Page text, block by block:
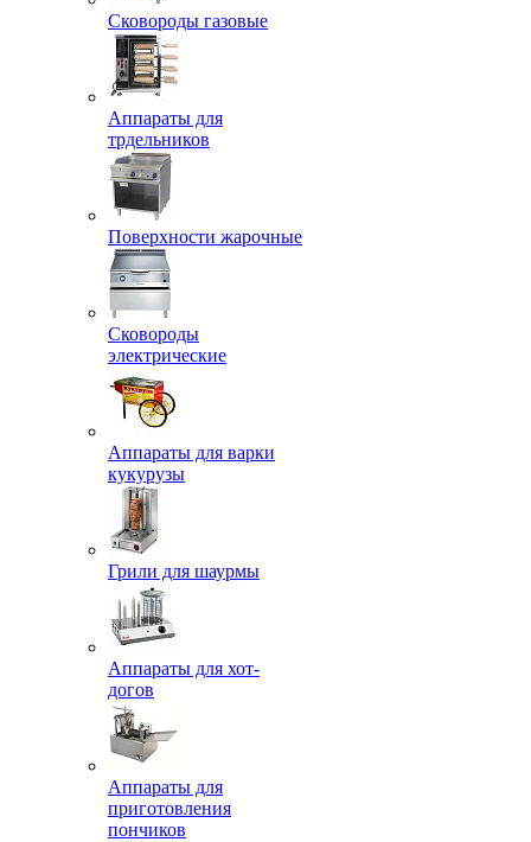
Сковороды газовые
Аппараты для
трдельников
Поверхности жарочные
Сковороды
электрические
Аппараты для варки
кукурузы
Грили для шаурмы
Аппараты для хот-
догов
Аппараты для
приготовления
пончиков